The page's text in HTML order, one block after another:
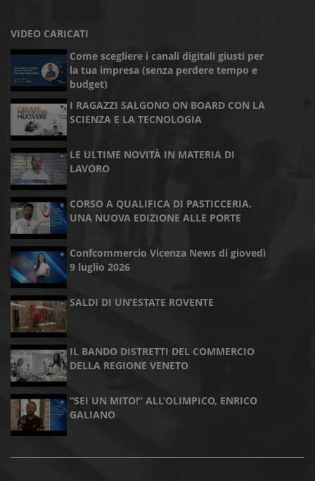
VIDEO CARICATI
Come scegliere i canali digitali giusti per
la tua impresa (senza perdere tempo e
budget)
I RAGAZZI SALGONO ON BOARD CON LA
SCIENZA E LA TECNOLOGIA
LE ULTIME NOVITÀ IN MATERIA DI
LAVORO
CORSO A QUALIFICA DI PASTICCERIA.
UNA NUOVA EDIZIONE ALLE PORTE
Confcommercio Vicenza News di giovedì
9 luglio 2026
SALDI DI UN’ESTATE ROVENTE
IL BANDO DISTRETTI DEL COMMERCIO
DELLA REGIONE VENETO
“SEI UN MITO!” ALL’OLIMPICO, ENRICO
GALIANO